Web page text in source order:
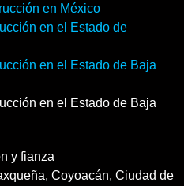
en México
en el Estado de
en el Estado de Baja
en el Estado de Baja
y fianza
Coyoacán, Ciudad de